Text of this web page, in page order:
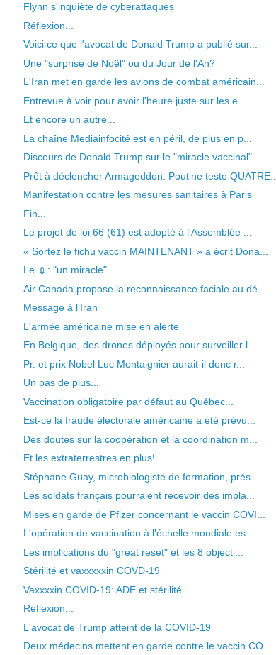
Flynn s'inquiète de cyberattaques
Réflexion...
Voici ce que l'avocat de Donald Trump a publié sur...
Une "surprise de Noël" ou du Jour de l'An?
L'Iran met en garde les avions de combat américain...
Entrevue à voir pour avoir l'heure juste sur les e...
Et encore un autre...
La chaîne Mediainfocité est en péril, de plus en p...
Discours de Donald Trump sur le "miracle vaccinal"
Prêt à déclencher Armageddon: Poutine teste QUATRE...
Manifestation contre les mesures sanitaires à Paris
Fin...
Le projet de loi 66 (61) est adopté à l'Assemblée ...
« Sortez le fichu vaccin MAINTENANT » a écrit Dona...
Le 💉: "un miracle"...
Air Canada propose la reconnaissance faciale au dé...
Message à l'Iran
L'armée américaine mise en alerte
En Belgique, des drones déployés pour surveiller l...
Pr. et prix Nobel Luc Montaignier aurait-il donc r...
Un pas de plus...
Vaccination obligatoire par défaut au Québec...
Est-ce la fraude électorale américaine a été prévu...
Des doutes sur la coopération et la coordination m...
Et les extraterrestres en plus!
Stéphane Guay, microbiologiste de formation, prés...
Les soldats français pourraient recevoir des impla...
Mises en garde de Pfizer concernant le vaccin COVI...
L'opération de vaccination à l'échelle mondiale es...
Les implications du "great reset" et les 8 objecti...
Stérilité et vaxxxxxin COVD-19
Vaxxxxin COVID-19: ADE et stérilité
Réflexion...
L'avocat de Trump atteint de la COVID-19
Deux médecins mettent en garde contre le vaccin CO...